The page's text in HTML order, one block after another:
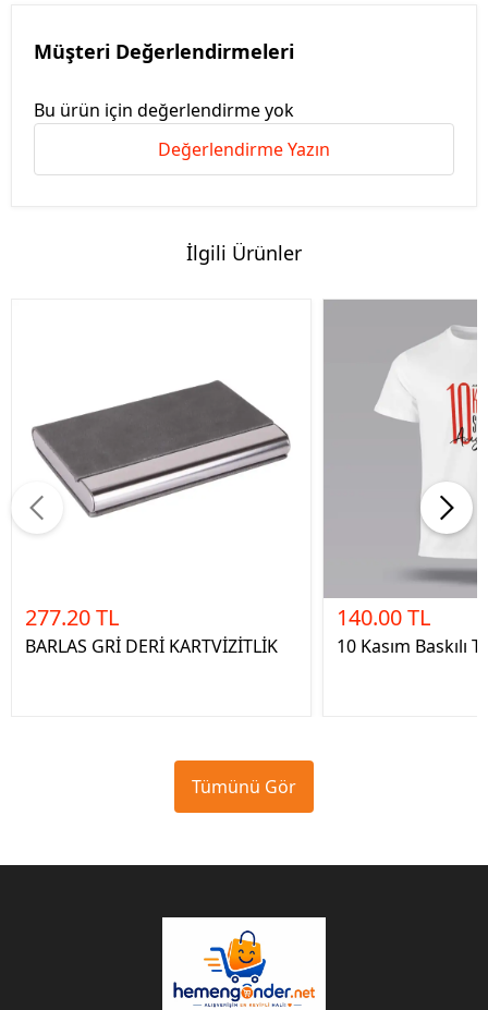
Müşteri Değerlendirmeleri
Bu ürün için değerlendirme yok
Değerlendirme Yazın
İlgili Ürünler
277.20 TL
BARLAS GRİ DERİ KARTVİZİTLİK
140.00 TL
10 Kasım Baskılı
Tümünü Gör